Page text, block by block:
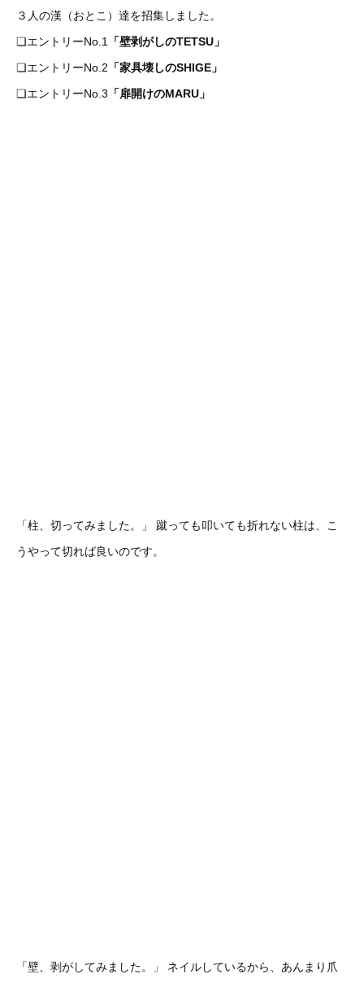
３人の漢（おとこ）達を招集しました。
❏エントリーNo.1 「壁剥がしのTETSU」
❏エントリーNo.2 「家具壊しのSHIGE」
❏エントリーNo.3 「扉開けのMARU」
「柱、切ってみました。」 蹴っても叩いても折れない柱は、こ
うやって切れば良いのです。
「壁、剥がしてみました。」 ネイルしているから、あんまり爪